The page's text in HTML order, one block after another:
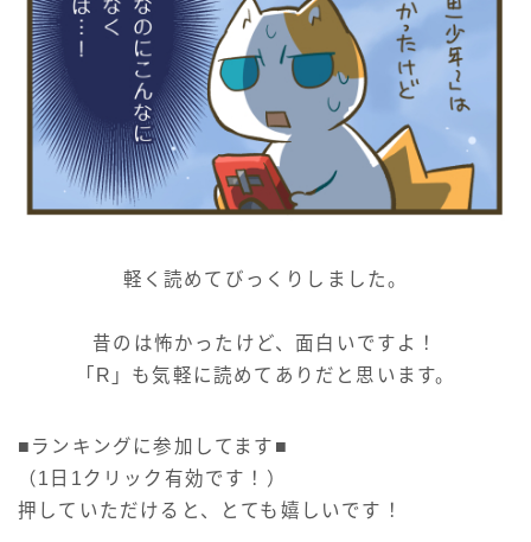
軽く読めてびっくりしました。
昔のは怖かったけど、面白いですよ！
「R」も気軽に読めてありだと思います。
■ランキングに参加してます■
（1日1クリック有効です！）
押していただけると、とても嬉しいです！